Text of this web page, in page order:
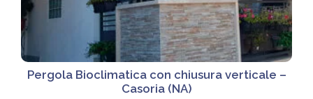
Pergola Bioclimatica con chiusura verticale –
Casoria (NA)